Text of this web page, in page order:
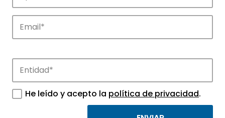
Descubre las empresas que impulsan la
innovación en los parques de APTE.
Kyndryl (IBM)
INFORMACIÓN, INFORMÁTICA Y
He leído y acepto la política de privacidad.